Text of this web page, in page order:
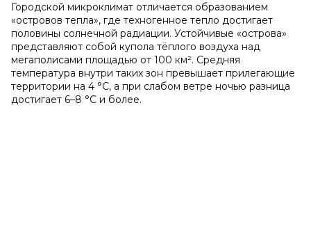
Городской микроклимат отличается образованием
«островов тепла», где техногенное тепло достигает
половины солнечной радиации. Устойчивые «острова»
представляют собой купола тёплого воздуха над
мегаполисами площадью от 100 км². Средняя
температура внутри таких зон превышает прилегающие
территории на 4 °C, а при слабом ветре ночью разница
достигает 6–8 °C и более.